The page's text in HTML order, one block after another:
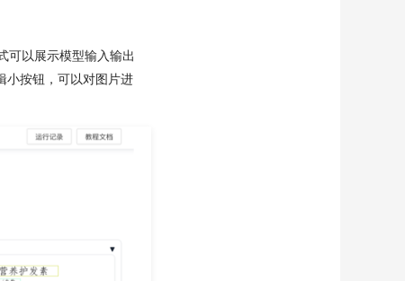
可以展示模型输入输出
小按钮，可以对图片进